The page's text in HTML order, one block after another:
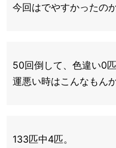
今回はでやすかったの
50回倒して、色違い0
運悪い時はこんなもん
133匹中4匹。